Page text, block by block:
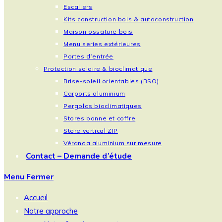
Escaliers
Kits construction bois & autoconstruction
Maison ossature bois
Menuiseries extérieures
Portes d’entrée
Protection solaire & bioclimatique
Brise-soleil orientables (BSO)
Carports aluminium
Pergolas bioclimatiques
Stores banne et coffre
Store vertical ZIP
Véranda aluminium sur mesure
Contact – Demande d’étude
Menu Fermer
Accueil
Notre approche